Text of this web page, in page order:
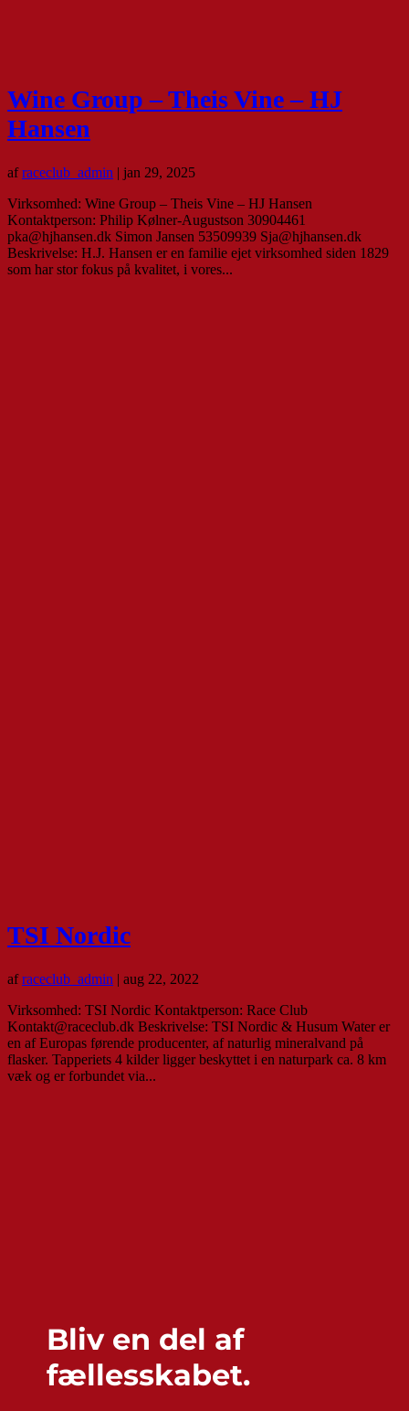
Wine Group – Theis Vine – HJ
Hansen
afraceclub_admin | jan 29, 2025
Virksomhed: Wine Group – Theis Vine – HJ Hansen
Kontaktperson: Philip Kølner-Augustson 30904461
pka@hjhansen.dk Simon Jansen 53509939 Sja@hjhansen.dk
Beskrivelse: H.J. Hansen er en familie ejet virksomhed siden 1829
som har stor fokus på kvalitet, i vores...
TSI Nordic
afraceclub_admin | aug 22, 2022
Virksomhed: TSI Nordic Kontaktperson: Race Club
Kontakt@raceclub.dk Beskrivelse: TSI Nordic & Husum Water er
en af Europas førende producenter, af naturlig mineralvand på
flasker. Tapperiets 4 kilder ligger beskyttet i en naturpark ca. 8 km
væk og er forbundet via...
Bliv en del af
fællesskabet.